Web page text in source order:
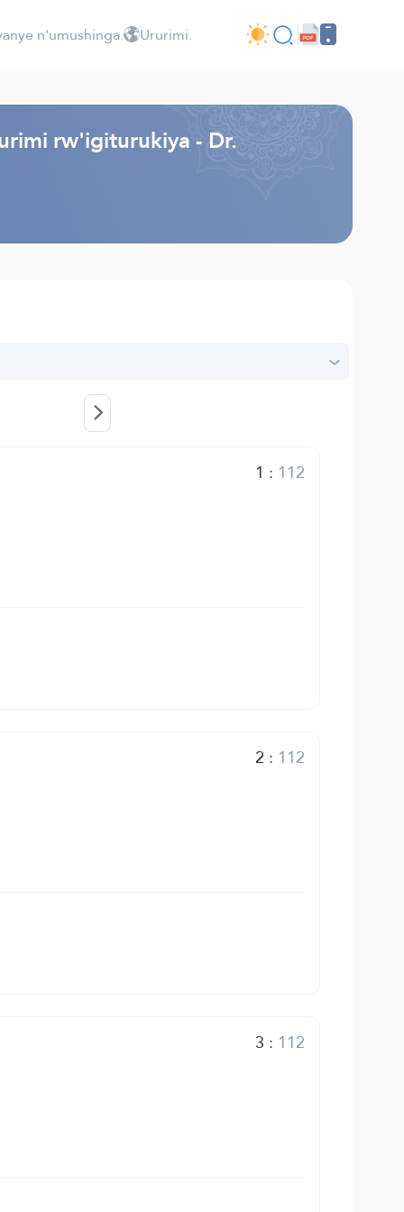
n'umushinga. Ururimi.
rw'igiturukiya - Dr.
1 : 112
2 : 112
3 : 112